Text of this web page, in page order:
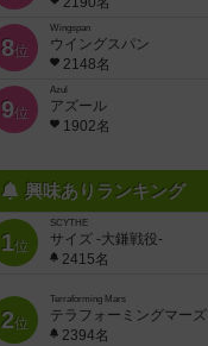
8位
Wingspan
ウイングスパン
2148名
9位
Azul
アズール
1902名
興味ありランキング
1位
SCYTHE
サイズ -大鎌戦役-
2415名
2位
Terraforming Mars
テラフォーミングマーズ
2394名